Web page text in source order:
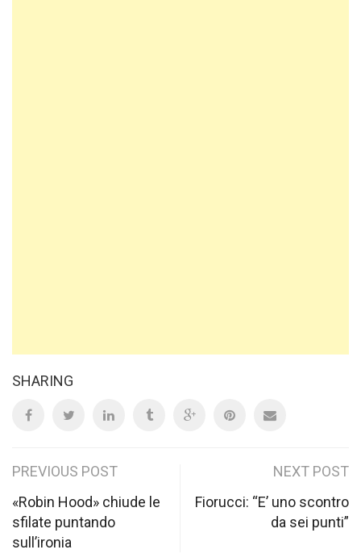
SHARING
Post
navigation
PREVIOUS POST
«Robin Hood» chiude le
sfilate puntando
sull’ironia
NEXT POST
Fiorucci: “E’ uno scontro
da sei punti”